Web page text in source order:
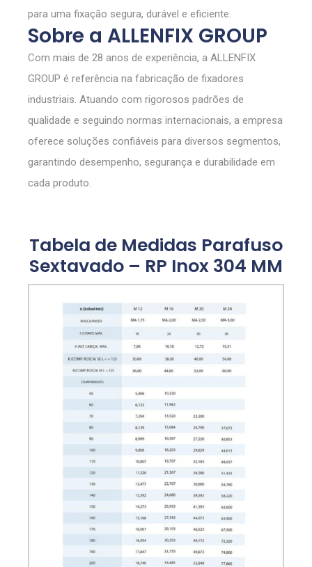
para uma fixação segura, durável e eficiente.
Sobre a ALLENFIX GROUP
Com mais de 28 anos de experiência, a ALLENFIX
GROUP é referência na fabricação de fixadores
industriais. Atuando com rigorosos padrões de
qualidade e seguindo normas internacionais, a empresa
oferece soluções confiáveis para diversos segmentos,
garantindo desempenho, segurança e durabilidade em
cada produto.
Tabela de Medidas Parafuso
Sextavado – RP Inox 304 MM